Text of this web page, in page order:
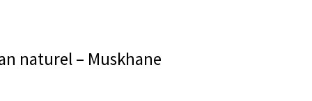
naturel – Muskhane